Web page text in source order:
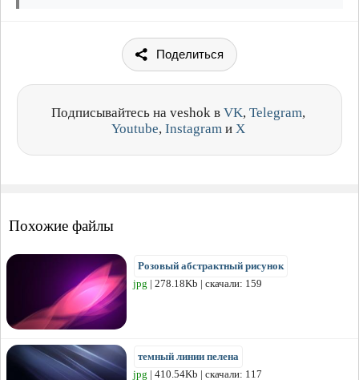
Поделиться
Подписывайтесь на veshok в VK, Telegram,
Youtube, Instagram и X
Похожие файлы
Розовый абстрактный рисунок
jpg | 278.18Kb | скачали: 159
темный линии пелена
jpg | 410.54Kb | скачали: 117